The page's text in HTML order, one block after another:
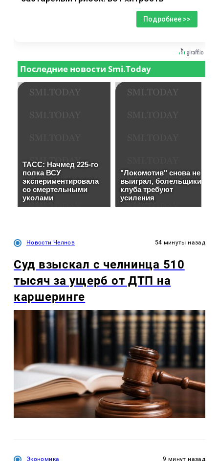
Подробнее >>
Новости Челнов 54 минуты назад
Суд взыскал с челнинца 510
тысяч за ущерб от ДТП на
каршеринге
Экономика 9 минут назад